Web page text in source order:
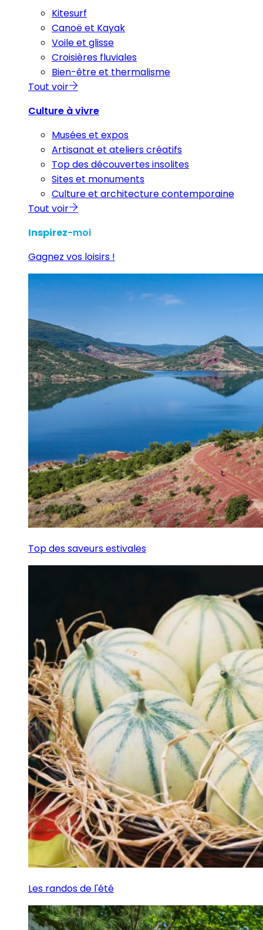
Kitesurf
Canoë et Kayak
Voile et glisse
Croisières fluviales
Bien-être et thermalisme
Tout voir
Culture à vivre
Musées et expos
Artisanat et ateliers créatifs
Top des découvertes insolites
Sites et monuments
Culture et architecture contemporaine
Tout voir
Inspirez-moi
Gagnez vos loisirs !
Top des saveurs estivales
Les randos de l'été